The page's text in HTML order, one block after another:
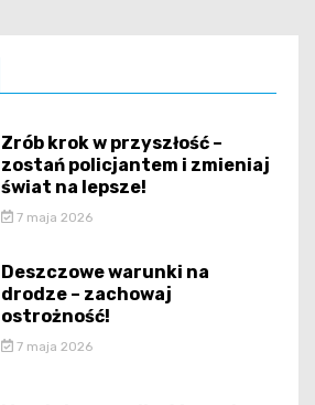
Zrób krok w przyszłość –
zostań policjantem i zmieniaj
świat na lepsze!
7 maja 2026
Deszczowe warunki na
drodze – zachowaj
ostrożność!
7 maja 2026